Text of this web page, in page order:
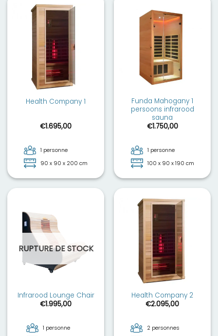
Health Company 1
€1.695,00
1 personne
90 x 90 x 200 cm
Funda Mahogany 1
persoons infrarood
sauna
€1.750,00
1 personne
100 x 90 x 190 cm
RUPTURE DE STOCK
Infrarood Lounge Chair
€1.995,00
1 personne
Health Company 2
€2.095,00
2 personnes